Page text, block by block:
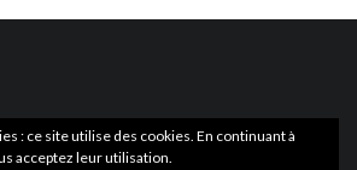
: ce site utilise des cookies. En continuant à
acceptez leur utilisation.